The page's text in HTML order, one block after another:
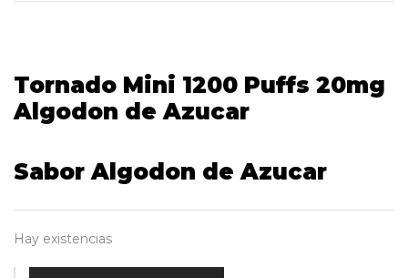
Tornado Mini 1200 Puffs 20mg
Algodon de Azucar
Sabor Algodon de Azucar
Hay existencias